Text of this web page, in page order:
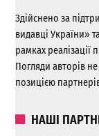
Здійснено за
видавці України»
рамках реалізації
Погляди авторів
позицією
НАШІ